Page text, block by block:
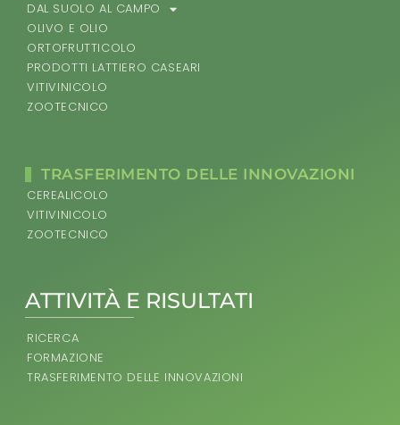
ATTIVITÀ E RISULTATI
RICERCA
FORMAZIONE
TRASFERIMENTO DELLE INNOVAZIONI
DAL SUOLO AL CAMPO
OLIVO E OLIO
ORTOFRUTTICOLO
PRODOTTI LATTIERO CASEARI
VITIVINICOLO
ZOOTECNICO
TRASFERIMENTO DELLE INNOVAZIONI
CEREALICOLO
VITIVINICOLO
ZOOTECNICO